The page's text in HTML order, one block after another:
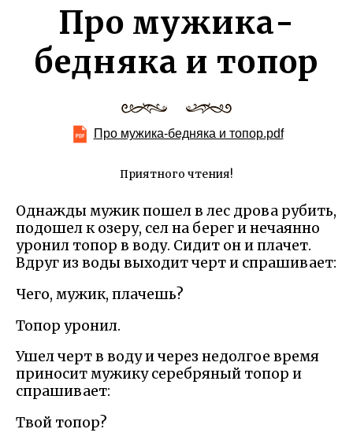
Про мужика-
бедняка и топор
Про мужика-бедняка и топор.pdf
Приятного чтения!
Однажды мужик пошел в лес дрова рубить,
подошел к озеру, сел на берег и нечаянно
уронил топор в воду. Сидит он и плачет.
Вдруг из воды выходит черт и спрашивает:
Чего, мужик, плачешь?
Топор уронил.
Ушел черт в воду и через недолгое время
приносит мужику серебряный топор и
спрашивает:
Твой топор?